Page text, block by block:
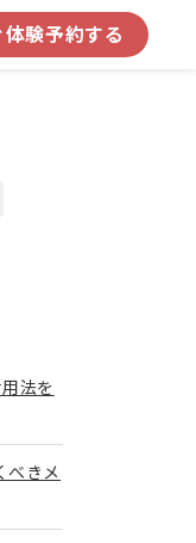
験予約する
法を
べきメ